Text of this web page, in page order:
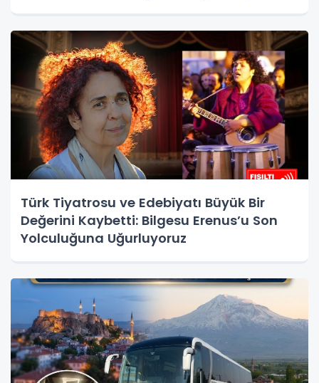
Türk Tiyatrosu ve Edebiyatı Büyük Bir
Değerini Kaybetti: Bilgesu Erenus’u Son
Yolculuğuna Uğurluyoruz